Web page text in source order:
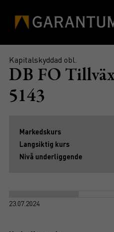
Kapitalskyddad obl.
DB FO
5143
Markedskurs
Langsiktig kurs
Nivå underliggende
23.07.2024